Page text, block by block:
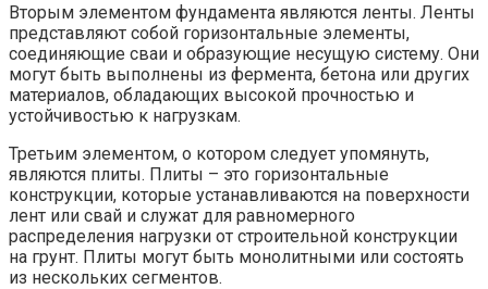
Вторым элементом фундамента являются ленты. Ленты
представляют собой горизонтальные элементы,
соединяющие сваи и образующие несущую систему. Они
могут быть выполнены из фермента, бетона или других
материалов, обладающих высокой прочностью и
устойчивостью к нагрузкам.
Третьим элементом, о котором следует упомянуть,
являются плиты. Плиты – это горизонтальные
конструкции, которые устанавливаются на поверхности
лент или свай и служат для равномерного
распределения нагрузки от строительной конструкции
на грунт. Плиты могут быть монолитными или состоять
из нескольких сегментов.